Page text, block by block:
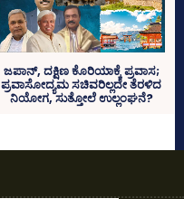
ಜಪಾನ್‌, ದಕ್ಷಿಣ ಕೊರಿಯಾಕ್ಕೆ ಪ್ರವಾಸ;
ಪ್ರವಾಸೋದ್ಯಮ ಸಚಿವರಿಲ್ಲದೇ ತೆರಳಿದ
ನಿಯೋಗ, ಸುತ್ತೋಲೆ ಉಲ್ಲಂಘನೆ?